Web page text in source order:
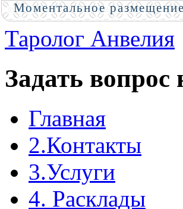
Таролог Анвелия
Задать
Главная
2.Контакты
3.Услуги
4. Расклады
Моментальное